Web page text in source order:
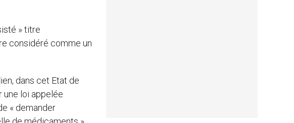
» titre
considéré comme un
dans cet Etat de
une loi appelée
« demander